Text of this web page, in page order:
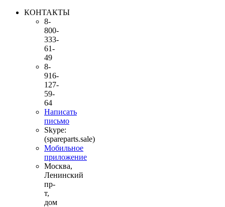
КОНТАКТЫ
8-
800-
333-
61-
49
8-
916-
127-
59-
64
Написать
письмо
Skype:
(spareparts.sale)
Мобильное
приложение
Москва,
Ленинский
пр-
т,
дом